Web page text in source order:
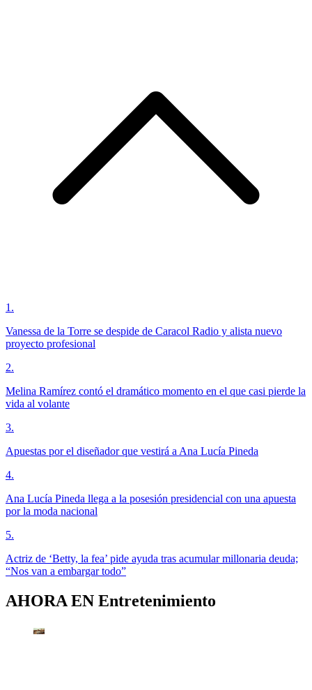
1 .
Vanessa de la Torre se despide de Caracol Radio y alista nuevo
proyecto profesional
2.
Melina Ramírez contó el dramático momento en el que casi pierde la
vida al volante
3.
Apuestas por el diseñador que vestirá a Ana Lucía Pineda
4.
Ana Lucía Pineda llega a la posesión presidencial con una apuesta
por la moda nacional
5.
Actriz de ‘Betty, la fea’ pide ayuda tras acumular millonaria deuda;
“Nos van a embargar todo”
AHORA EN Entretenimiento